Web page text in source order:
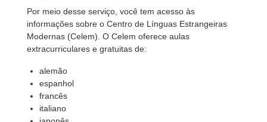
Por meio desse serviço, você tem acesso às
informações sobre o Centro de Línguas Estrangeiras
Modernas (Celem). O Celem oferece aulas
extracurriculares e gratuitas de:
alemão
espanhol
francês
italiano